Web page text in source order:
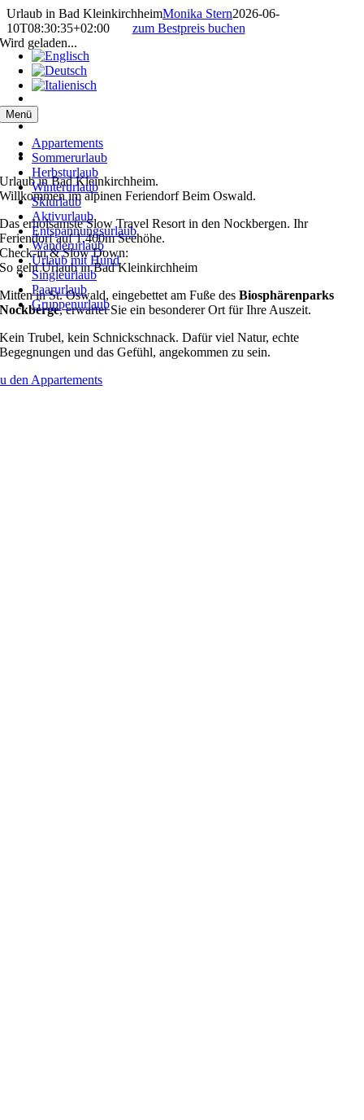
Zum
Inhalt
springen
zum Bestpreis buchen
Menü
Appartements
Sommerurlaub
Herbsturlaub
Winterurlaub
Skiurlaub
Aktivurlaub
Entspannungsurlaub
Wanderurlaub
Urlaub mit Hund
Singleurlaub
Paarurlaub
Gruppenurlaub
Urlaub in Bad KleinkirchheimMonika Stern2026-06-
10T08:30:35+02:00
Wird geladen...
Urlaub in Bad Kleinkirchheim.
Willkommen im alpinen Feriendorf Beim Oswald.
Das erholsamste Slow Travel Resort in den Nockbergen. Ihr
Feriendorf auf 1.400m Seehöhe.
Check-in & Slow Down:
So geht Urlaub in Bad Kleinkirchheim
Mitten in St. Oswald, eingebettet am Fuße desBiosphärenparks
Nockberge, erwartet Sie ein besonderer Ort für Ihre Auszeit.
Kein Trubel, kein Schnickschnack. Dafür viel Natur, echte
Begegnungen und das Gefühl, angekommen zu sein.
den Appartements